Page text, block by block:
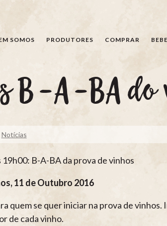
SOMOS PRODUTORES COMPRAR
B-A-BA do
Notícias
B-A-BA da prova de vinhos
11 de Outubro 2016
quem se quer iniciar na prova de
de cada vinho.